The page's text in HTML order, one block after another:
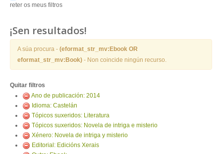
ENTRAR
reter os meus filtros
¡Sen resultados!
A súa procura - (eformat_str_mv:Ebook OR
eformat_str_mv:Book) - Non coincide ningún recurso.
Quitar filtros
Ano de publicación: 2014
Idioma: Castelán
Tópicos suxeridos: Literatura
Tópicos suxeridos: Novela de intriga e misterio
Xénero: Novela de intriga y misterio
Editorial: Edicións Xerais